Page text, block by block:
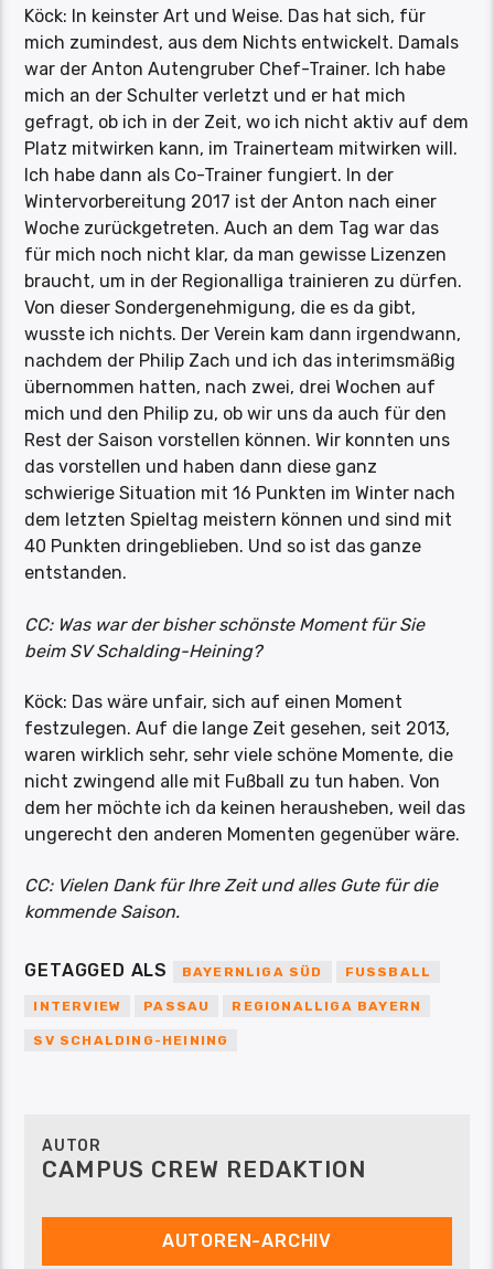
Köck: In keinster Art und Weise. Das hat sich, für
mich zumindest, aus dem Nichts entwickelt. Damals
war der Anton Autengruber Chef-Trainer. Ich habe
mich an der Schulter verletzt und er hat mich
gefragt, ob ich in der Zeit, wo ich nicht aktiv auf dem
Platz mitwirken kann, im Trainerteam mitwirken will.
Ich habe dann als Co-Trainer fungiert. In der
Wintervorbereitung 2017 ist der Anton nach einer
Woche zurückgetreten. Auch an dem Tag war das
für mich noch nicht klar, da man gewisse Lizenzen
braucht, um in der Regionalliga trainieren zu dürfen.
Von dieser Sondergenehmigung, die es da gibt,
wusste ich nichts. Der Verein kam dann irgendwann,
nachdem der Philip Zach und ich das interimsmäßig
übernommen hatten, nach zwei, drei Wochen auf
mich und den Philip zu, ob wir uns da auch für den
Rest der Saison vorstellen können. Wir konnten uns
das vorstellen und haben dann diese ganz
schwierige Situation mit 16 Punkten im Winter nach
dem letzten Spieltag meistern können und sind mit
40 Punkten dringeblieben. Und so ist das ganze
entstanden.
CC: Was war der bisher schönste Moment für Sie
beim SV Schalding-Heining?
Köck: Das wäre unfair, sich auf einen Moment
festzulegen. Auf die lange Zeit gesehen, seit 2013,
waren wirklich sehr, sehr viele schöne Momente, die
nicht zwingend alle mit Fußball zu tun haben. Von
dem her möchte ich da keinen herausheben, weil das
ungerecht den anderen Momenten gegenüber wäre.
CC: Vielen Dank für Ihre Zeit und alles Gute für die
kommende Saison.
GETAGGED ALS BAYERNLIGA SÜD FUSSBALL
INTERVIEW PASSAU REGIONALLIGA BAYERN
SV SCHALDING-HEINING
AUTOR
CAMPUS CREW REDAKTION
AUTOREN-ARCHIV